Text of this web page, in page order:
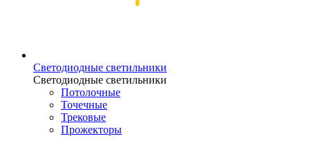
Светодиодные светильники
Светодиодные светильники
Потолочные
Точечные
Трековые
Прожекторы